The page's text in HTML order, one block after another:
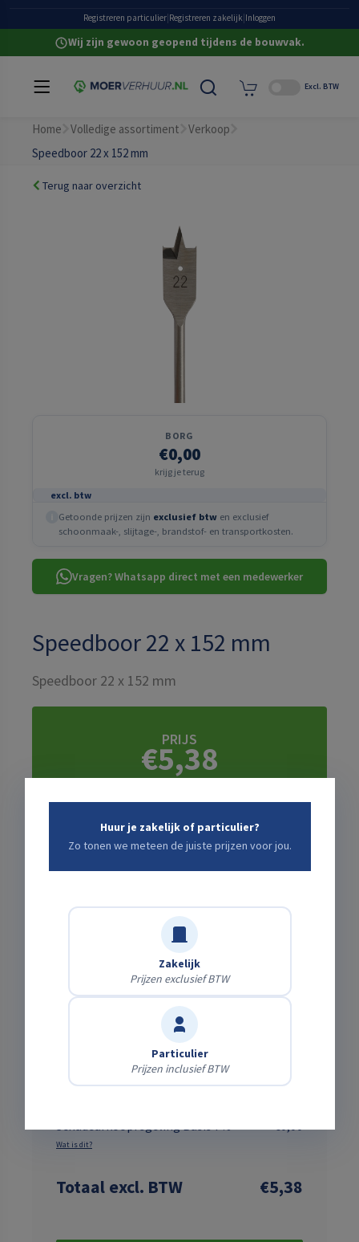
Grote eigen voorraadRegistreren particulier Registreren zakelijk Inloggen
Wij zijn gewoon geopend tijdens de bouwvak.
Excl. BTW
Home Volledige assortiment
Verkoop
Speedboor 22 x 152 mm
Terug naar overzicht
BORG
€0,00
krijg je terug
excl. btw
Getoonde prijzen zijn exclusief btw en exclusief
schoonmaak-, slijtage-, brandstof- en transportkosten.
Vragen? Whatsapp direct met een medewerker
Speedboor 22 x 152 mm
Speedboor 22 x 152 mm
PRIJS
€5,38
hieronder ↓
Bezorging of zelf ophalen?
Gratis
Zelf afhalen
Haal het af op onze locatie.
Laten bezorgen
Wij brengen & halen het — kies je adres en zie
meteen de kosten.
Transportkosten nog te kiezen ↑
Wat is dit?
Totaal excl. BTW €5,38
Huur je zakelijk of particulier?
Zo tonen we meteen de juiste prijzen voor jou.
Zakelijk
Prijzen exclusief BTW
Particulier
Prijzen inclusief BTW